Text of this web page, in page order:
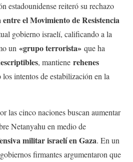
estadounidense reiteró su rechazo
el Movimiento de Resistencia
gobierno israelí, calificando a la
un «grupo terrorista» que ha
, mantiene rehenes
intentos de estabilización en la
las cinco naciones buscan aumentar
Netanyahu en medio de
militar israelí en Gaza. En un
firmantes argumentaron que